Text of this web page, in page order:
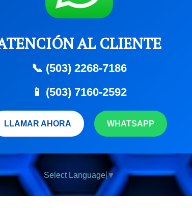
AL CLIENTE
📞 (503) 2268-7186
📱 (503) 7160-2592
LLAMAR AHORA WHATSAPP
Select Language▼